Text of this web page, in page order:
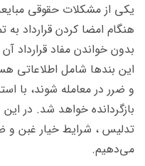
یکی از مشکلات حقوقی
هنگام امضا کردن قرارداد
بدون خواندن مفاد قرارداد
این بندها شامل اطلاعاتی
و ضرر در معامله شوند، با
بازگردانده خواهد شد. در
تدلیس ، شرایط خیار غبن و
می‌دهیم.